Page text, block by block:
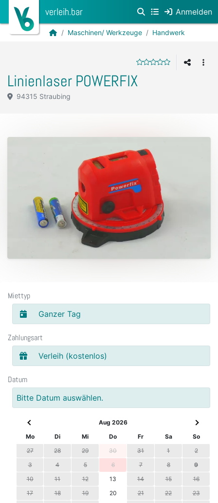
verleih.bar Anmelden
Maschinen/ Werkzeuge Handwerk
Linienlaser POWERFIX
94315 Straubing
Miettyp
Ganzer Tag
Zahlungsart
Verleih (kostenlos)
Datum
Bitte Datum auswählen.
Aug 2026
Mo
Di Mi Do Fr Sa
So
27
28 29 30 31 1
2
3
4 5 6 7 8
9
10
11 12 13 14 15
16
17
18 19 20 21 22
23